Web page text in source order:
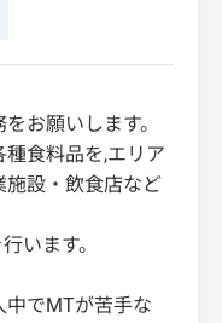
お願いします。
食料品を,エリア
施設・飲食店など
います。
中でMTが苦手な